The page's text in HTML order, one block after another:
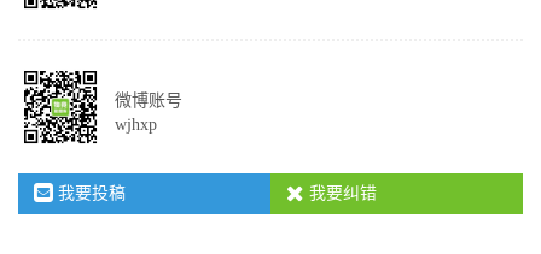
微博账号
wjhxp
我要投稿 我要纠错